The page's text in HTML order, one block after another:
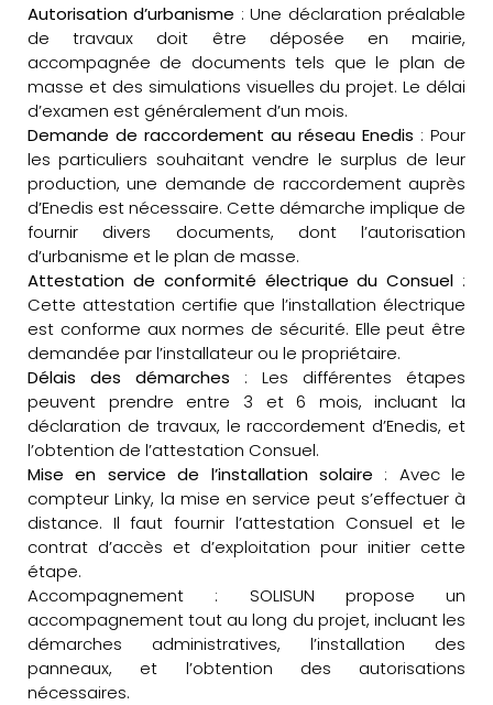
Autorisation d’urbanisme : Une déclaration préalable
de travaux doit être déposée en mairie,
accompagnée de documents tels que le plan de
masse et des simulations visuelles du projet. Le délai
d’examen est généralement d’un mois.
Demande de raccordement au réseau Enedis : Pour
les particuliers souhaitant vendre le surplus de leur
production, une demande de raccordement auprès
d’Enedis est nécessaire. Cette démarche implique de
fournir divers documents, dont l’autorisation
d’urbanisme et le plan de masse.
Attestation de conformité électrique du Consuel :
Cette attestation certifie que l’installation électrique
est conforme aux normes de sécurité. Elle peut être
demandée par l’installateur ou le propriétaire.
Délais des démarches : Les différentes étapes
peuvent prendre entre 3 et 6 mois, incluant la
déclaration de travaux, le raccordement d’Enedis, et
l’obtention de l’attestation Consuel.
Mise en service de l’installation solaire : Avec le
compteur Linky, la mise en service peut s’effectuer à
distance. Il faut fournir l’attestation Consuel et le
contrat d’accès et d’exploitation pour initier cette
étape.
Accompagnement : SOLISUN propose un
accompagnement tout au long du projet, incluant les
démarches administratives, l’installation des
panneaux, et l’obtention des autorisations
nécessaires.